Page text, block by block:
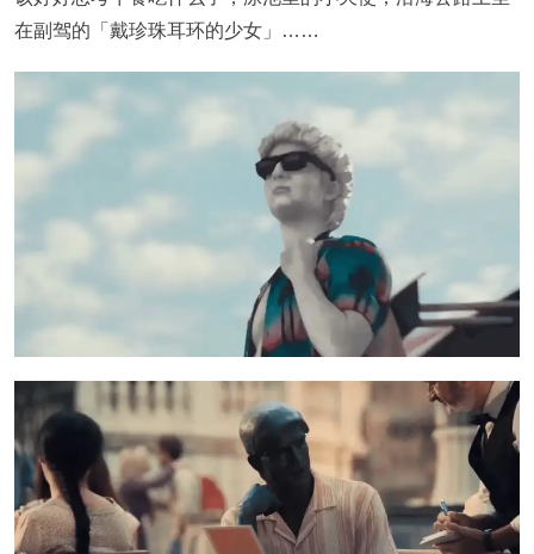
在副驾的「戴珍珠耳环的少女」……